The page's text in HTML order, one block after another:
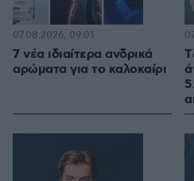
7 νέα ιδιαίτερα ανδρικά
αρώματα για το καλοκαίρι
07.08.2026, 09:01